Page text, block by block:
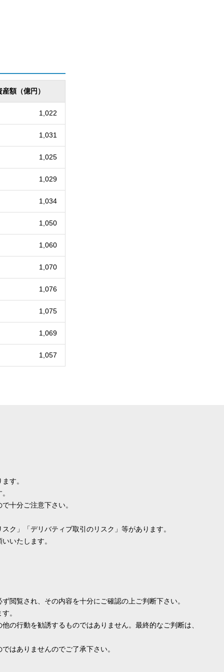
産額（億円）
1,022
1,031
1,025
1,029
1,034
1,050
1,060
1,070
1,076
1,075
1,069
1,057
す。
十分ご注意下さい。
ク」「デリバティブ取引のリスク」等があります。
いたします。
閲覧され、その内容を十分にご確認の上ご判断下さい。
。
の行動を勧誘するものではありません。最終的なご判断は、
はありませんのでご了承下さい。